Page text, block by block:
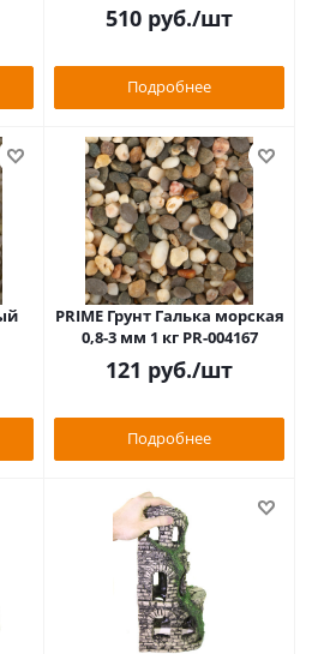
510 руб./шт
Подробнее
PRIME Грунт Галька морская
0,8-3 мм 1 кг PR-004167
121 руб./шт
Подробнее